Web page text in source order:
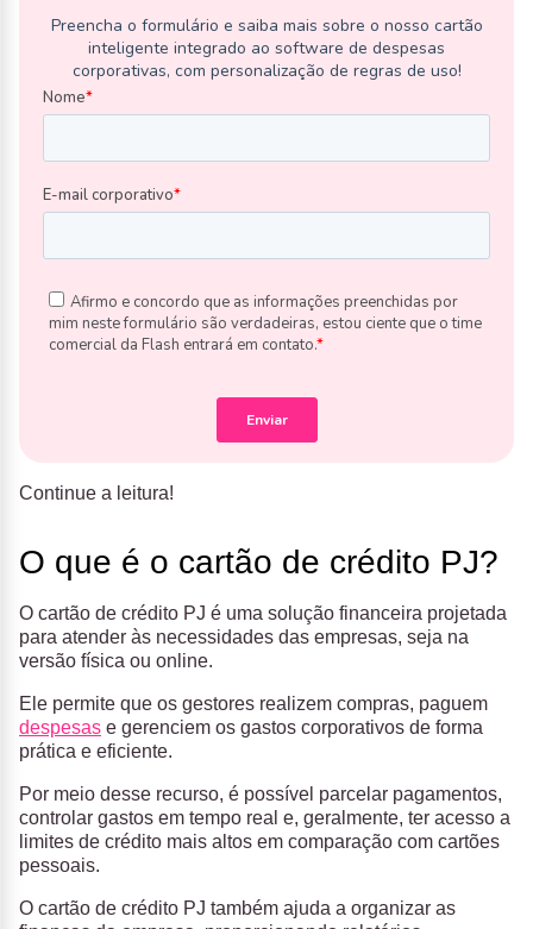
Continue a leitura!
O que é o cartão de crédito PJ?
O cartão de crédito PJ é uma solução financeira projetada
para atender às necessidades das empresas, seja na
versão física ou online.
Ele permite que os gestores realizem compras, paguem
despesas e gerenciem os gastos corporativos de forma
prática e eficiente.
Por meio desse recurso, é possível parcelar pagamentos,
controlar gastos em tempo real e, geralmente, ter acesso a
limites de crédito mais altos em comparação com cartões
pessoais.
O cartão de crédito PJ também ajuda a organizar as